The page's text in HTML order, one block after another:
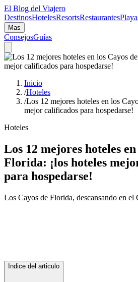
El Blog del Viajero
DestinosHotelesResortsRestaurantes
Mas
ConsejosGuías
Inicio
/Hoteles
/Los 12 mejores hoteles en los
mejor calificados para hospedarse!
Hoteles
Los 12 mejores hoteles
Florida: ¡los hoteles
para hospedarse!
Los Cayos de Florida, descansando en
Indice del articulo